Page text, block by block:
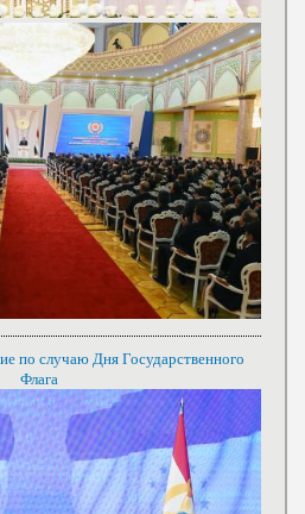
по случаю Дня Государственного
Флага